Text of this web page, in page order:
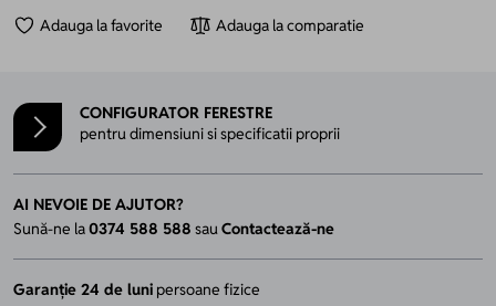
Adauga la favorite Adauga la comparatie
CONFIGURATOR FERESTRE
pentru dimensiuni si specificatii proprii
AI NEVOIE DE AJUTOR?
Sună-ne la0374 588 588 sauContactează-ne
Garanție 24 de luni persoane fizice